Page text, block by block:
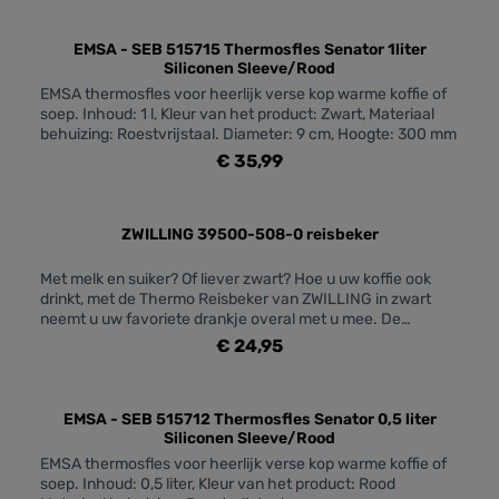
EMSA - SEB 515715 Thermosfles Senator 1liter
Siliconen Sleeve/Rood
EMSA thermosfles voor heerlijk verse kop warme koffie of
soep. Inhoud: 1 l, Kleur van het product: Zwart, Materiaal
behuizing: Roestvrijstaal. Diameter: 9 cm, Hoogte: 300 mm
€ 35,99
ZWILLING 39500-508-0 reisbeker
Met melk en suiker? Of liever zwart? Hoe u uw koffie ook
drinkt, met de Thermo Reisbeker van ZWILLING in zwart
neemt u uw favoriete drankje overal met u mee. De
thermosbeker met vacuümisolatie houdt dranken als koffie
en thee tot 7 uur warm en koude dranken tot 12 uur lekker
de isolerende reisbeker voorkomt dat er per ongeluk drank
in uw handtas wordt gemorst. De dop is gemakkelijk te
openen met slechts één hand. Om de beker te reinigen, kan
hij zelfs uit elkaar gehaald worden. De reismok is gemaakt
€ 24,95
EMSA - SEB 515712 Thermosfles Senator 0,5 liter
Siliconen Sleeve/Rood
EMSA thermosfles voor heerlijk verse kop warme koffie of
soep. Inhoud: 0,5 liter, Kleur van het product: Rood